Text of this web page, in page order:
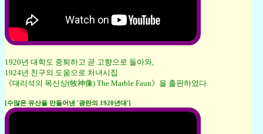
1920년 대학도 중퇴하고 곧 고향으로 돌아와,
1924년 친구의 도움으로 처녀시집
《대리석의 목신상(牧神像) The Marble Faun》을 출판하였다.
[수많은 유산을 만들어낸 '광란의 1920년대']